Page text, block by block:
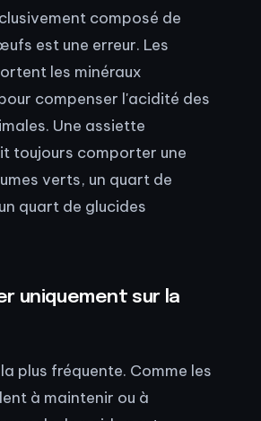
composé de
est une erreur. Les
les minéraux
compenser l'acidité des
Une assiette
toujours comporter une
verts, un quart de
quart de glucides
uniquement sur la
plus fréquente. Comme les
à maintenir ou à